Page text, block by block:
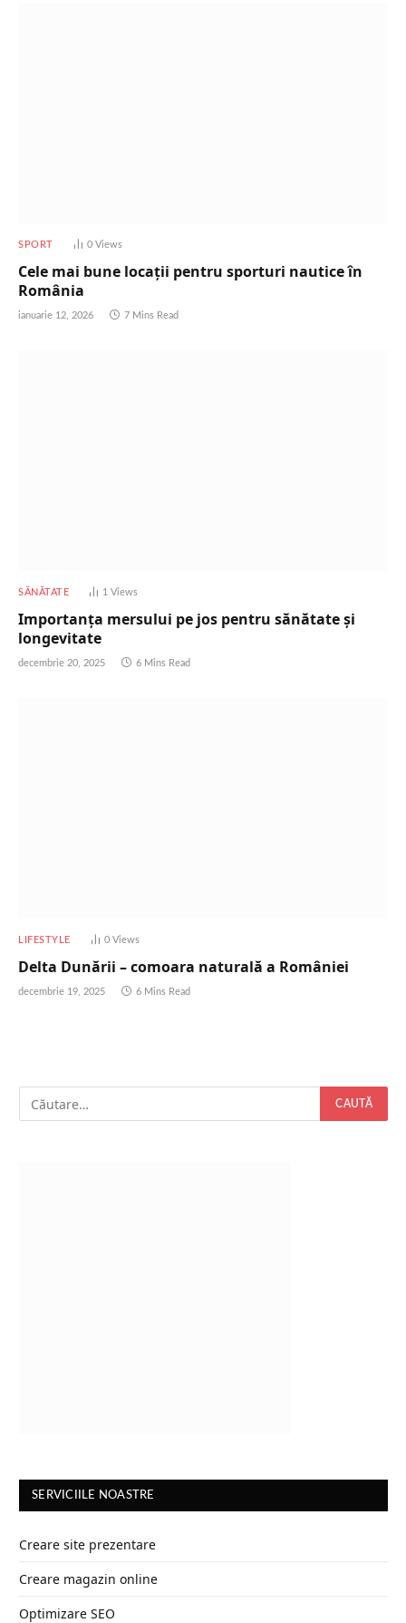
SPORT 0 Views
Cele mai bune locații pentru sporturi nautice în
România
ianuarie 12, 2026 7 Mins Read
SĂNĂTATE 1Views
Importanța mersului pe jos pentru sănătate și
longevitate
decembrie 20, 2025 6 Mins Read
LIFESTYLE 0 Views
Delta Dunării – comoara naturală a României
decembrie 19, 2025 6 Mins Read
SERVICIILE NOASTRE
Creare site prezentare
Creare magazin online
Optimizare SEO